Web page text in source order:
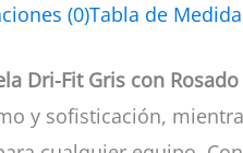
(0)Tabla de
Dri-Fit Gris con Rosado
y sofisticación,